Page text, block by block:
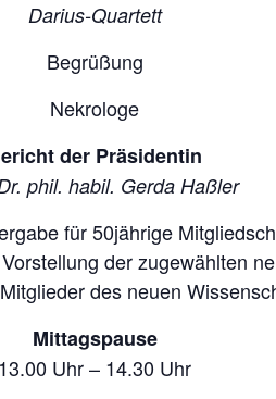
Darius-Quartett
Begrüßung
Nekrologe
der Präsidentin
phil. habil. Gerda Haßler
für 50jährige
der zugewählten
des neuen
Mittagspause
13.00 Uhr – 14.30 Uhr